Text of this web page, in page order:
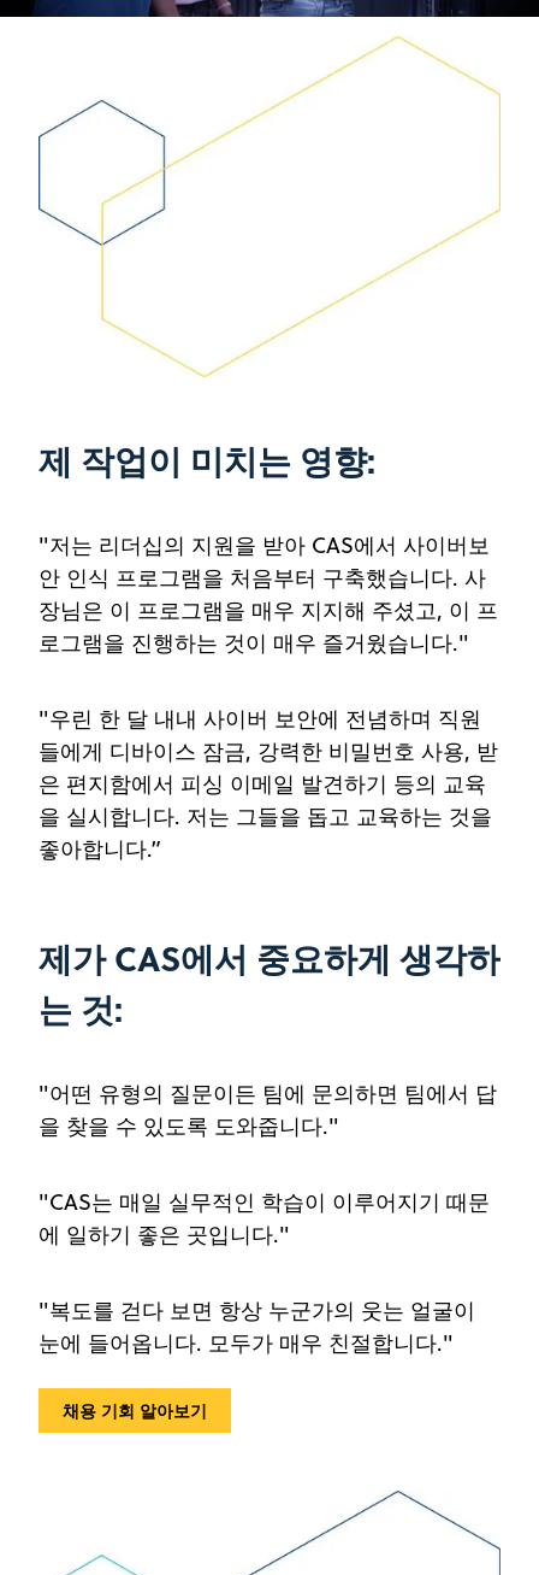
Video
제 작업이 미치는 영향:
"저는 리더십의 지원을 받아 CAS에서 사이버보
안 인식 프로그램을 처음부터 구축했습니다. 사
장님은 이 프로그램을 매우 지지해 주셨고, 이 프
로그램을 진행하는 것이 매우 즐거웠습니다."
"우린 한 달 내내 사이버 보안에 전념하며 직원
들에게 디바이스 잠금, 강력한 비밀번호 사용, 받
은 편지함에서 피싱 이메일 발견하기 등의 교육
을 실시합니다. 저는 그들을 돕고 교육하는 것을
좋아합니다.”
제가 CAS에서 중요하게 생각하
는 것:
"어떤 유형의 질문이든 팀에 문의하면 팀에서 답
을 찾을 수 있도록 도와줍니다."
"CAS는 매일 실무적인 학습이 이루어지기 때문
에 일하기 좋은 곳입니다."
"복도를 걷다 보면 항상 누군가의 웃는 얼굴이
눈에 들어옵니다. 모두가 매우 친절합니다."
채용 기회 알아보기